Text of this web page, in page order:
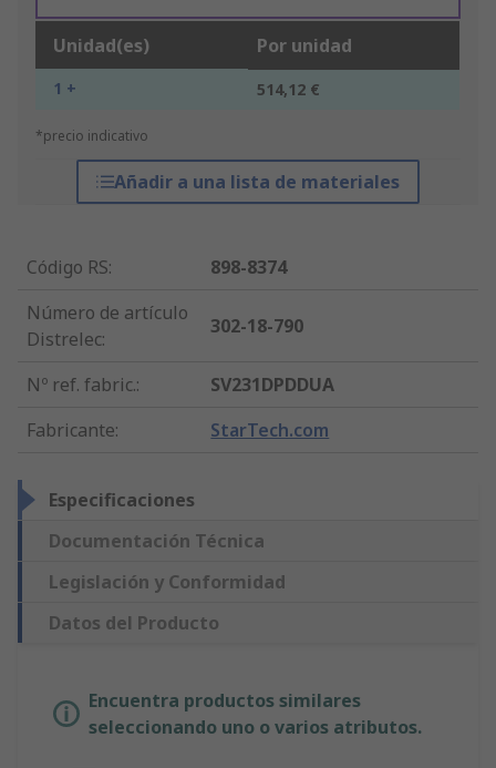
Unidad(es) Por unidad
1 + 514,12 €
*precio indicativo
Añadir a una lista de materiales
Código RS:
898-8374
Número de artículo
Distrelec:
302-18-790
Nº ref. fabric.:
SV231DPDDUA
Fabricante: StarTech.com
Especificaciones
Documentación Técnica
Legislación y Conformidad
Datos del Producto
Encuentra productos similares
seleccionando uno o varios atributos.